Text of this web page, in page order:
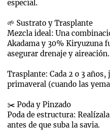
especial.
🌱 Sustrato y Trasplante
Mezcla ideal: Una
Akadama y 30% Kiryuzuna
asegurar drenaje y aireación.
Trasplante: Cada 2 o 3
primaveral (cuando las
✂️ Poda y Pinzado
Poda de estructura:
antes de que suba la savia.